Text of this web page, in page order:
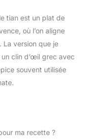
tian est un plat de
où l’on aligne
La version que je
clin d’œil grec avec
souvent utilisée
ma recette ?